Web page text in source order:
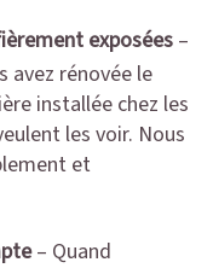
exposées –
avez rénovée le
installée chez les
les voir. Nous
et
– Quand